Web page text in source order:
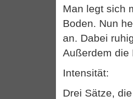
Man legt sich
Boden. Nun
an. Dabei
Außerdem die
Intensität:
Drei Sätze,